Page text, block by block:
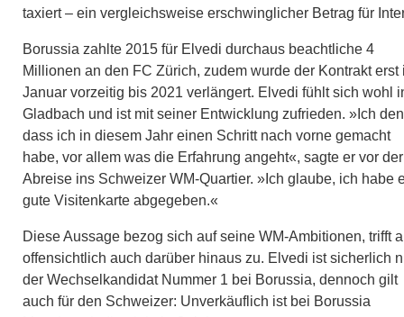
taxiert – ein vergleichsweise erschwinglicher Betrag für
Borussia zahlte 2015 für Elvedi durchaus beachtliche 4
Millionen an den FC Zürich, zudem wurde der Kontrakt erst
Januar vorzeitig bis 2021 verlängert. Elvedi fühlt sich wohl
Gladbach und ist mit seiner Entwicklung zufrieden. »Ich
dass ich in diesem Jahr einen Schritt nach vorne gemacht
habe, vor allem was die Erfahrung angeht«, sagte er vor der
Abreise ins Schweizer WM-Quartier. »Ich glaube, ich habe
gute Visitenkarte abgegeben.«
Diese Aussage bezog sich auf seine WM-Ambitionen, trifft
offensichtlich auch darüber hinaus zu. Elvedi ist sicherlich
der Wechselkandidat Nummer 1 bei Borussia, dennoch gilt
auch für den Schweizer: Unverkäuflich ist bei Borussia